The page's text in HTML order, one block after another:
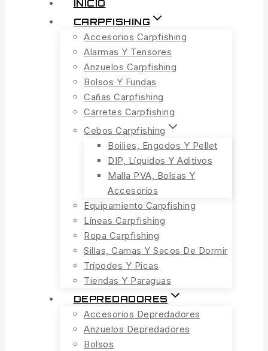
INICIO
CARPFISHING
Accesorios Carpfishing
Alarmas Y Tensores
Anzuelos Carpfishing
Bolsos Y Fundas
Cañas Carpfishing
Carretes Carpfishing
Cebos Carpfishing
Boilies, Engodos Y Pellet
DIP, Líquidos Y Aditivos
Malla PVA, Bolsas Y
Accesorios
Equipamiento Carpfishing
Líneas Carpfishing
Ropa Carpfishing
Sillas, Camas Y Sacos De Dormir
Trípodes Y Picas
Tiendas Y Paraguas
DEPREDADORES
Accesorios Depredadores
Anzuelos Depredadores
Bolsos